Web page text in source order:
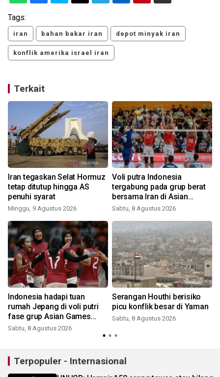
Tags:
iran bahan bakar iran depot minyak iran
konflik amerika israel iran
Terkait
Iran tegaskan Selat Hormuz
tetap ditutup hingga AS
penuhi syarat
Minggu, 9 Agustus 2026
Voli putra Indonesia
tergabung pada grup berat
bersama Iran di Asian
Games 2026
Sabtu, 8 Agustus 2026
Indonesia hadapi tuan
rumah Jepang di voli putri
fase grup Asian Games
2026
Sabtu, 8 Agustus 2026
Serangan Houthi berisiko
picu konflik besar di Yaman
Sabtu, 8 Agustus 2026
Terpopuler - Internasional